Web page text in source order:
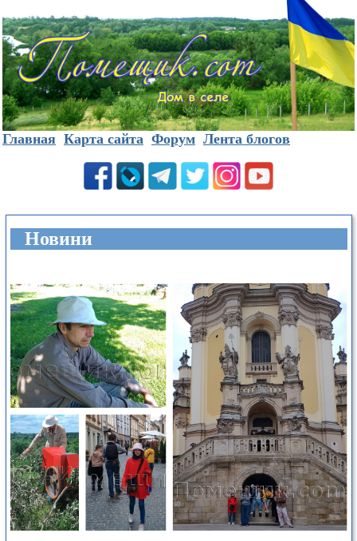
Главная Карта сайта Форум Лента блогов
Новини